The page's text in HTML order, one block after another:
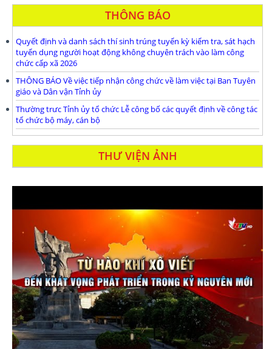
THÔNG BÁO
Quyết định và danh sách thí sinh trúng tuyển kỳ kiểm tra, sát hạch
tuyển dụng người hoạt động không chuyên trách vào làm công
chức cấp xã 2026
THÔNG BÁO Về việc tiếp nhận công chức về làm việc tại Ban Tuyên
giáo và Dân vận Tỉnh ủy
Thường trưc Tỉnh ủy tổ chức Lễ công bố các quyết định về công tác
tổ chức bộ máy, cán bộ
THƯ VIỆN ẢNH